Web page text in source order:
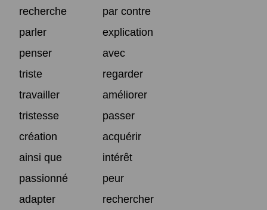
recherche
par contre
parler
explication
penser
avec
triste
regarder
travailler
améliorer
tristesse
passer
création
acquérir
ainsi que
intérêt
passionné
peur
adapter
rechercher